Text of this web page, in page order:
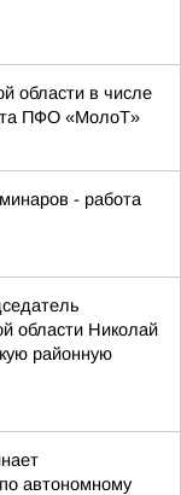
области в числе
ПФО «МолоТ»
- работа
области Николай
районную
автономному